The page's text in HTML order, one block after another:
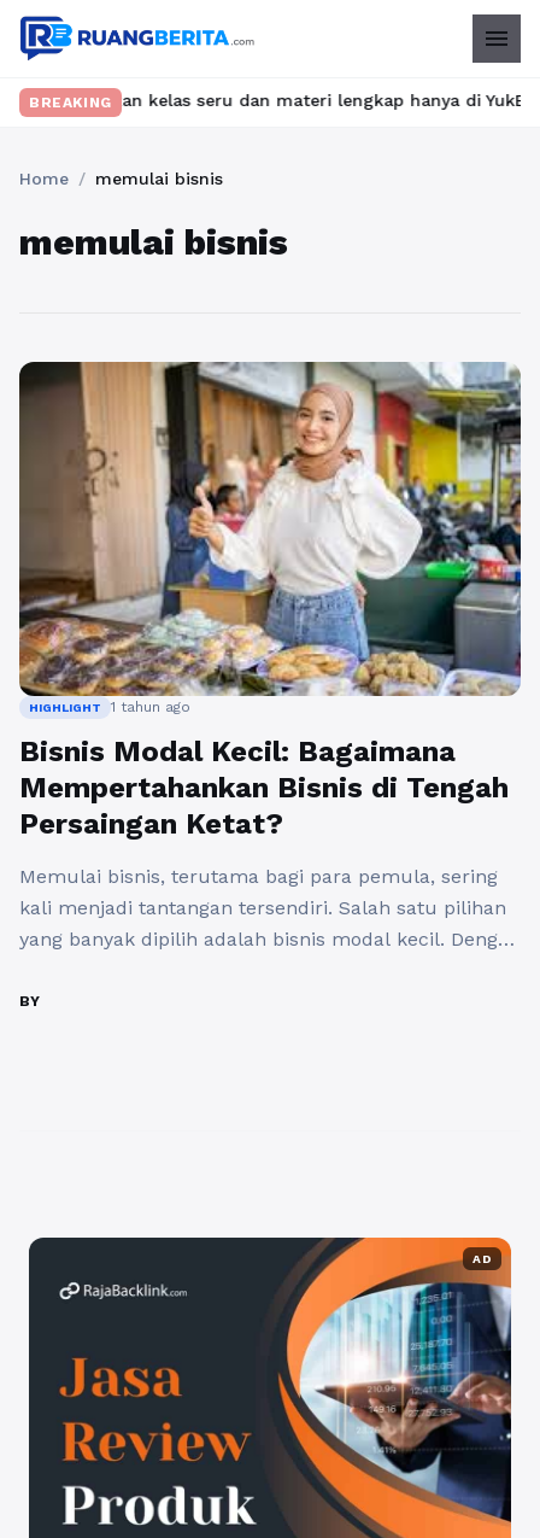
menu
BREAKINGkelas seru dan materi lengkap hanya di
Home / memulai bisnis
memulai bisnis
HIGHLIGHT 1 tahun ago
Bisnis Modal Kecil: Bagaimana
Mempertahankan Bisnis di Tengah
Persaingan Ketat?
Memulai bisnis, terutama bagi para pemula, sering
kali menjadi tantangan tersendiri. Salah satu pilihan
yang banyak dipilih adalah bisnis modal kecil. Dengan
mengembangkan usaha yang menguntungkan,
BY
AD